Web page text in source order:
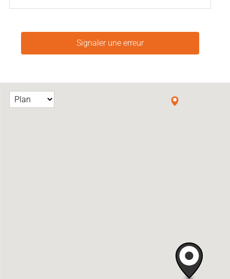
Signaler une erreur